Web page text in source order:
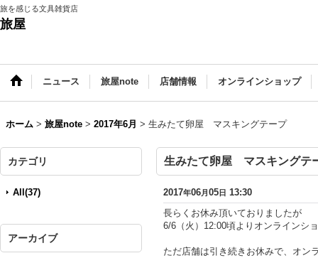
旅を感じる文具雑貨店
旅屋
ニュース 旅屋note 店舗情報 オンラインショップ
ホーム > 旅屋note > 2017年6月 > 生みたて卵屋 マスキングテープ
カテゴリ
All(37)
アーカイブ
生みたて卵屋 マスキングテ
2017年06月05日 13:30
長らくお休み頂いておりましたが
6/6（火）12:00頃よりオンラインシ
ただ店舗は引き続きお休みで、オン